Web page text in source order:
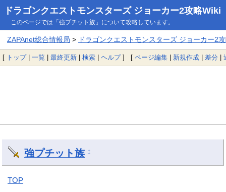
ドラゴンクエストモンスターズ ジョーカー2攻略Wiki
このページでは「強プチット族」について攻略しています。
ZAPAnet総合情報局 > ドラゴンクエストモンスターズ ジョーカー2
[ トップ| 一覧 | 最終更新 | 検索 | ヘルプ] [ ページ編集 | 新規作成 | 差分 |
強プチット族 †
TOP